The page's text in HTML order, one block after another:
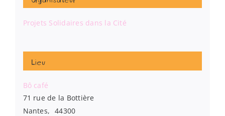
Projets Solidaires dans la Cité
Lieu
Bô café
71 rue de la Bottière
Nantes, 44300